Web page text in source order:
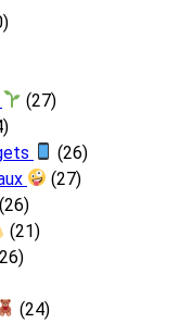
(27)
(26)
(27)
(26)
(21)
(24)